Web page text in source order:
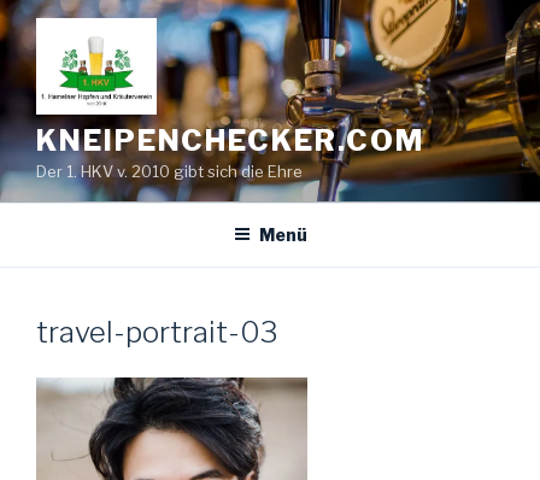
Zum
Inhalt
springen
KNEIPENCHECKER.COM
Der 1. HKV v. 2010 gibt sich die Ehre
Menü
travel-portrait-03